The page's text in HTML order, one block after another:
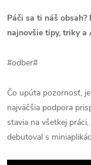
Páči sa ti náš
najnovšie tipy, triky a
#odber#
Čo upúta pozornosť,
najväčšia podpora
stavia na všetkej
debutoval s